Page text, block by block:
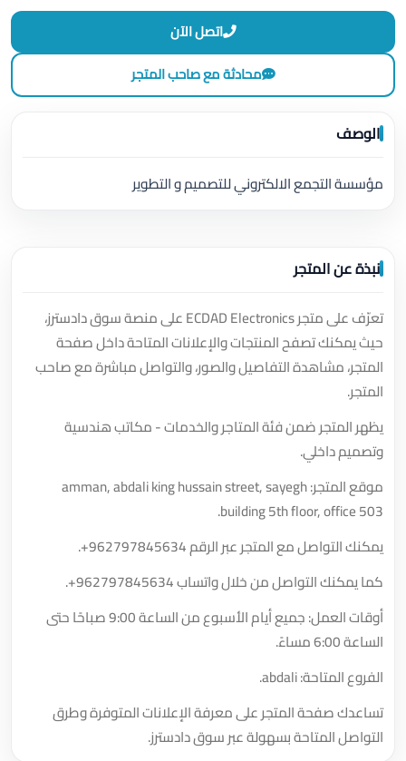
اتصل الآن
محادثة مع صاحب المتجر
الوصف
مؤسسة التجمع الالكتروني للتصميم و التطوير
نبذة عن المتجر
تعرّف على متجر ECDAD Electronics على منصة سوق دادسترز،
حيث يمكنك تصفح المنتجات والإعلانات المتاحة داخل صفحة
المتجر، مشاهدة التفاصيل والصور، والتواصل مباشرة مع صاحب
المتجر.
يظهر المتجر ضمن فئة المتاجر والخدمات - مكاتب هندسية
وتصميم داخلي.
موقع المتجر: amman, abdali king hussain street, sayegh
building 5th floor, office 503.
يمكنك التواصل مع المتجر عبر الرقم+962797845634
.
كما يمكنك التواصل من خلال واتساب+962797845634
.
أوقات العمل: جميع أيام الأسبوع من الساعة 9:00 صباحًا حتى
الساعة 6:00 مساءً.
الفروع المتاحة: abdali.
تساعدك صفحة المتجر على معرفة الإعلانات المتوفرة وطرق
التواصل المتاحة بسهولة عبر سوق دادسترز.